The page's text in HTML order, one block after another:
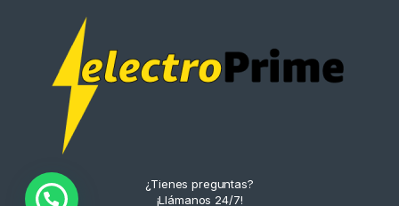
¿Tienes preguntas?
¡Llámanos 24/7!